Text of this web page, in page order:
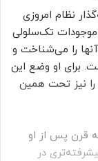
نظام امروزی
موجودات تک‌سلولی
آنها را می‌شناخت و
برای او وضع این
را نیز تحت همین
قرن پس از او
در